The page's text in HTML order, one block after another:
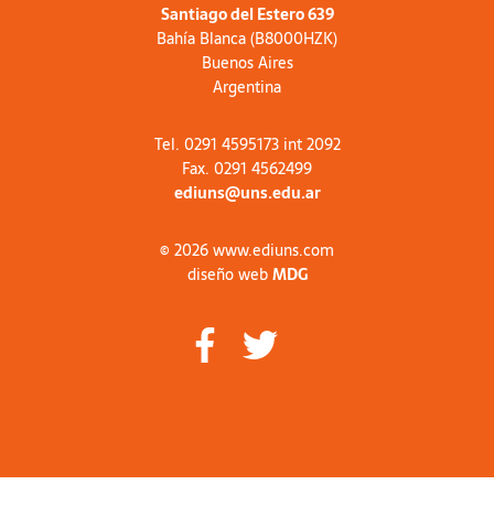
Santiago del Estero 639
Bahía Blanca (B8000HZK)
Buenos Aires
Argentina
Tel. 0291 4595173 int 2092
Fax. 0291 4562499
ediuns@uns.edu.ar
© 2026 www.ediuns.com
diseño webMDG